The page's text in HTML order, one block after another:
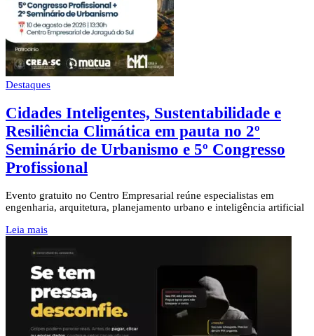
Destaques
Cidades Inteligentes, Sustentabilidade e
Resiliência Climática em pauta no 2º
Seminário de Urbanismo e 5º Congresso
Profissional
Evento gratuito no Centro Empresarial reúne especialistas em
engenharia, arquitetura, planejamento urbano e inteligência artificial
Leia mais